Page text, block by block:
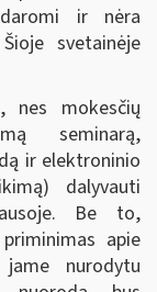
ir nėra
svetainėje
nes mokesčių
seminarą,
ir elektroninio
dalyvauti
Be to,
apie
nurodytu